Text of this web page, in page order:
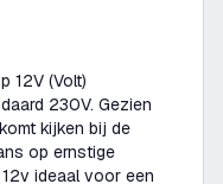
12V (Volt)
230V. Gezien
kijken bij de
op ernstige
ideaal voor een